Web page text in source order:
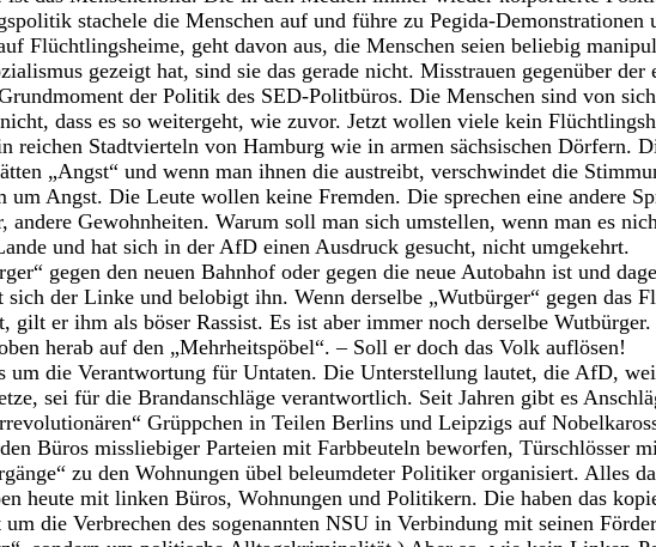
stachele die Menschen auf und führe zu Pegida-Demonstrationen
Flüchtlingsheime, geht davon aus, die Menschen seien beliebig
gezeigt hat, sind sie das gerade nicht. Misstrauen gegenüber der
der Politik des SED-Politbüros. Die Menschen sind von sich
dass es so weitergeht, wie zuvor. Jetzt wollen viele kein
reichen Stadtvierteln von Hamburg wie in armen sächsischen Dörfern.
„Angst“ und wenn man ihnen die austreibt, verschwindet die
um Angst. Die Leute wollen keine Fremden. Die sprechen eine andere
andere Gewohnheiten. Warum soll man sich umstellen, wenn man es
und hat sich in der AfD einen Ausdruck gesucht, nicht umgekehrt.
gegen den neuen Bahnhof oder gegen die neue Autobahn ist und
der Linke und belobigt ihn. Wenn derselbe „Wutbürger“ gegen das
gilt er ihm als böser Rassist. Es ist aber immer noch derselbe
herab auf den „Mehrheitspöbel“. – Soll er doch das Volk auflösen!
um die Verantwortung für Untaten. Die Unterstellung lautet, die AfD,
sei für die Brandanschläge verantwortlich. Seit Jahren gibt es
Grüppchen in Teilen Berlins und Leipzigs auf
Büros missliebiger Parteien mit Farbbeuteln beworfen, Türschlösser
zu den Wohnungen übel beleumdeter Politiker organisiert. Alles
heute mit linken Büros, Wohnungen und Politikern. Die haben das
die Verbrechen des sogenannten NSU in Verbindung mit seinen